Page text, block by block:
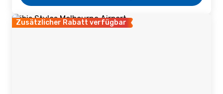
Zusätzlicher Rabatt verfügbar